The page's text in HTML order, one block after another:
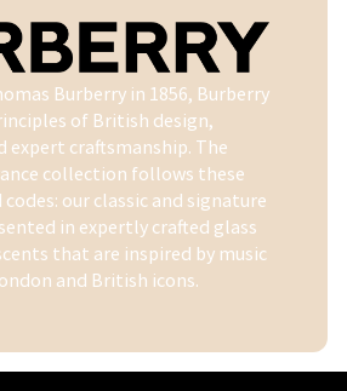
Burberry in 1856, Burberry
of British design,
expert craftsmanship. The
collection follows these
our classic and signature
in expertly crafted glass
that are inspired by music
and British icons.